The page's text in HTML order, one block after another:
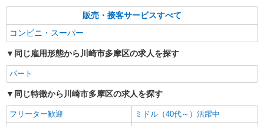
販売・接客サービスすべて
コンビニ・スーパー
同じ雇用形態から川崎市多摩区の求人を探す
パート
同じ特徴から川崎市多摩区の求人を探す
フリーター歓迎
ミドル（40代～）活躍中